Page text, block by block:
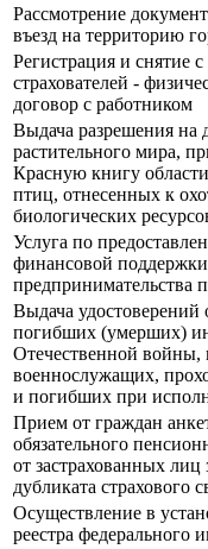
Рассмотрение
въезд на территорию
Регистрация и снятие
страхователей -
договор с работником
Выдача разрешения на
растительного мира,
Красную книгу
птиц, отнесенных к
биологических
Услуга по
финансовой поддержки
предпринимательства
Выдача удостоверений
погибших (умерших)
Отечественной войны,
военнослужащих,
и погибших при
Прием от граждан
обязательного
от застрахованных
дубликата страхового
Осуществление в
реестра федерального